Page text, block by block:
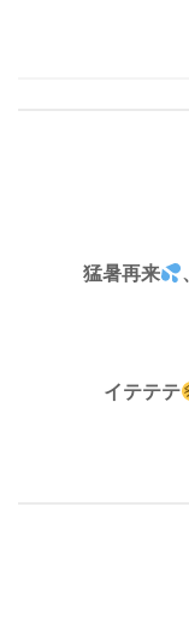
猛暑再来
イテテテ